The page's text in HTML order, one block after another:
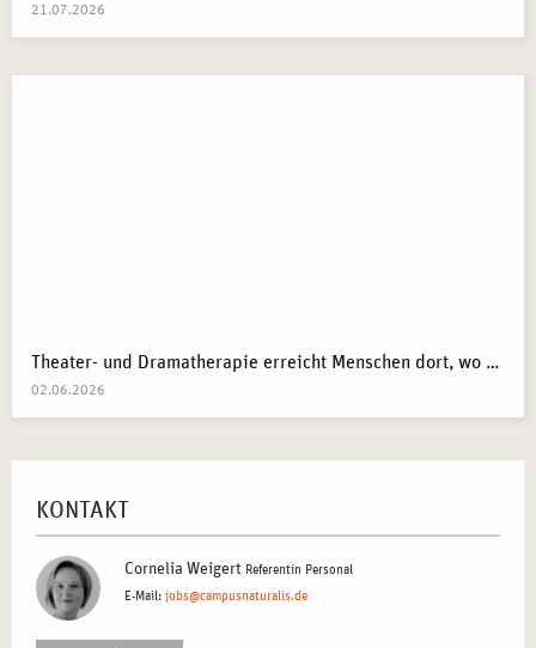
21.07.2026
Theater- und Dramatherapie erreicht Menschen dort, wo Worte manchmal nicht mehr weiterkommen.
02.06.2026
KONTAKT
Cornelia Weigert Referentin Personal
E-Mail: jobs@campusnaturalis.de